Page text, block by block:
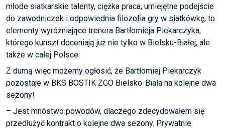
młode siatkarskie talenty, ciężka praca, umiejętne podejście
do zawodniczek i odpowiednia filozofia gry w siatkówkę, to
elementy wyróżniające trenera Bartłomieja Piekarczyka,
którego kunszt doceniają już nie tylko w Bielsku-Białej, ale
także w całej Polsce.
Z dumą więc możemy ogłosić, że Bartłomiej Piekarczyk
pozostaje w BKS BOSTIK ZGO Bielsko-Biała na kolejne dwa
sezony!
– Jest mnóstwo powodów, dlaczego zdecydowałem się
przedłużyć kontrakt o kolejne dwa sezony. Prywatnie